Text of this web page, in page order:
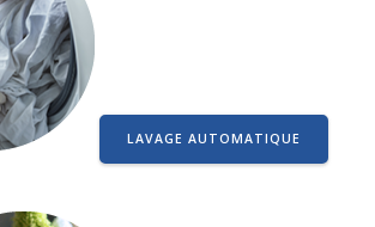
LAVAGE AUTOMATIQUE